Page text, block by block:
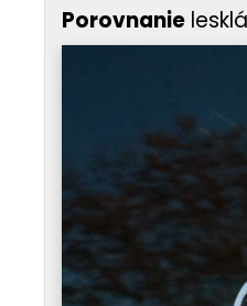
SARKASTICKÝ
prehľad o
NEČAKANÁ
na oči. Je to
ODVAHA BYŤ INÝ
hrane") robí život
Porovnanie